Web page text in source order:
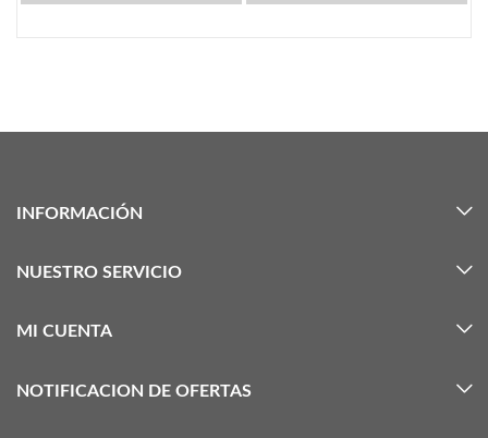
INFORMACIÓN
NUESTRO SERVICIO
MI CUENTA
NOTIFICACION DE OFERTAS